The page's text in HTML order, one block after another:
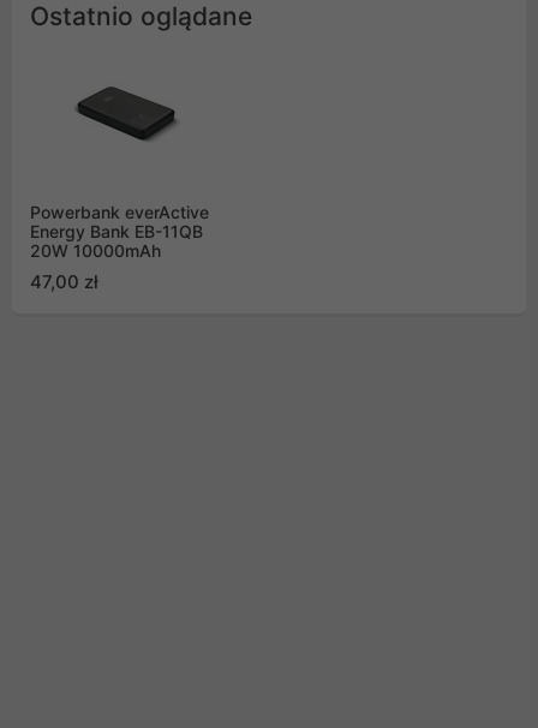
Ostatnio oglądane
Powerbank everActive
Energy Bank EB-11QB
20W 10000mAh
47,00 zł